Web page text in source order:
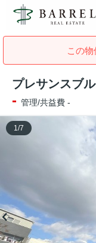
この物
プレサンスブ
- 管理/共益費 -
1/7